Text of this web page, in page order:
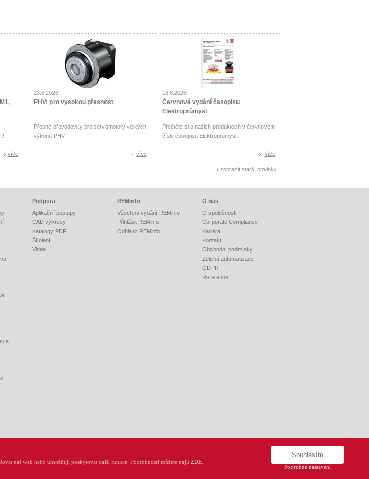
více
23.6.2026
PHV: pro vysokou přesnost
Přesné převodovky pro servomotory velkých
výkonů PHV.
více
18.6.2026
Červnové vydání časopisu
Elektroprůmysl
Přečtěte si o našich produktech v červnovém
čísle časopisu Elektroprůmysl.
více
zobrazit starší novinky
a
Podpora
Aplikační postupy
CAD výkresy
Katalogy PDF
Školení
Videa
REMinfo
Všechna vydání REMinfo
Přihlásit REMinfo
Odhlásit REMinfo
O nás
O společnosti
Corporate Compliance
Kariéra
Kontakt
Obchodní podmínky
Zelená automatizace
GDPR
Reference
náš web nebo umožňují poskytovat další funkce. Podrobnosti můžete najít ZDE
Souhlasím
Podrobné nastavení